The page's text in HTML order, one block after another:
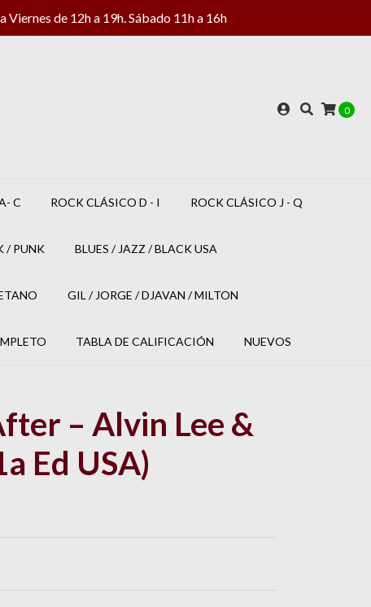
de 12h a 19h. Sábado 11h a 16h
0
C ROCK CLÁSICO D - I ROCK CLÁSICO J - Q
/ PUNK BLUES / JAZZ / BLACK USA
GIL / JORGE / DJAVAN / MILTON
TABLA DE CALIFICACIÓN NUEVOS
‎– Alvin Lee &
Ed USA)